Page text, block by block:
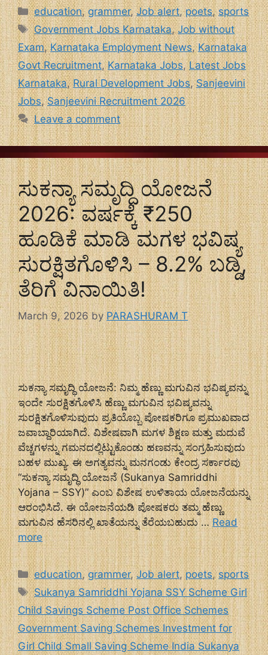
Categories
education,grammer,Job alert,poets,sports
Tags
Government Jobs Karnataka,Job without
Exam,Karnataka Employment News,Karnataka
Govt Recruitment,Karnataka Jobs,Latest Jobs
Karnataka,Rural Development Jobs,Sanjeevini
Jobs,Sanjeevini Recruitment 2026
Leave a comment
ಸುಕನ್ಯಾ ಸಮೃದ್ಧಿ ಯೋಜನೆ
2026: ವರ್ಷಕ್ಕೆ ₹250
ಹೂಡಿಕೆ ಮಾಡಿ ಮಗಳ ಭವಿಷ್ಯ
ಸುರಕ್ಷಿತಗೊಳಿಸಿ – 8.2% ಬಡ್ಡಿ,
ತೆರಿಗೆ ವಿನಾಯಿತಿ!
March 9, 2026 byPARASHURAM T
ಸುಕನ್ಯಾ ಸಮೃದ್ಧಿ ಯೋಜನೆ: ನಿಮ್ಮ ಹೆಣ್ಣು ಮಗುವಿನ ಭವಿಷ್ಯವನ್ನು
ಇಂದೇ ಸುರಕ್ಷಿತಗೊಳಿಸಿ ಹೆಣ್ಣು ಮಗುವಿನ ಭವಿಷ್ಯವನ್ನು
ಸುರಕ್ಷಿತಗೊಳಿಸುವುದು ಪ್ರತಿಯೊಬ್ಬ ಪೋಷಕರಿಗೂ ಪ್ರಮುಖವಾದ
ಜವಾಬ್ದಾರಿಯಾಗಿದೆ. ವಿಶೇಷವಾಗಿ ಮಗಳ ಶಿಕ್ಷಣ ಮತ್ತು ಮದುವೆ
ವೆಚ್ಚಗಳನ್ನು ಗಮನದಲ್ಲಿಟ್ಟುಕೊಂಡು ಹಣವನ್ನು ಸಂಗ್ರಹಿಸುವುದು
ಬಹಳ ಮುಖ್ಯ. ಈ ಅಗತ್ಯವನ್ನು ಮನಗಂಡು ಕೇಂದ್ರ ಸರ್ಕಾರವು
“ಸುಕನ್ಯಾ ಸಮೃದ್ಧಿ ಯೋಜನೆ (Sukanya Samriddhi
Yojana – SSY)” ಎಂಬ ವಿಶೇಷ ಉಳಿತಾಯ ಯೋಜನೆಯನ್ನು
ಆರಂಭಿಸಿದೆ. ಈ ಯೋಜನೆಯಡಿ ಪೋಷಕರು ತಮ್ಮ ಹೆಣ್ಣು
ಮಗುವಿನ ಹೆಸರಿನಲ್ಲಿ ಖಾತೆಯನ್ನು ತೆರೆಯಬಹುದು …Read
more
Categories
education,grammer,Job alert,poets,sports
Tags
Sukanya Samriddhi Yojana SSY Scheme Girl
Child Savings Scheme Post Office Schemes
Government Saving Schemes Investment for
Girl Child Small Saving Scheme India Sukanya